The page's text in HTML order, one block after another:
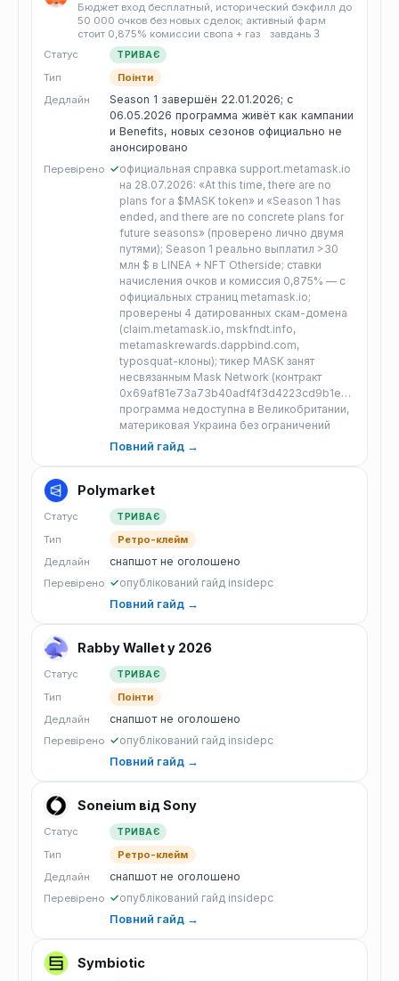
Бюджет вход бесплатный, исторический бэкфилл до
50 000 очков без новых сделок; активный фарм
стоит 0,875% комиссии свопа + газ · завдань 3
Статус
ТРИВАЄ
Тип
Поінти
Дедлайн
Season 1 завершён 22.01.2026; с
06.05.2026 программа живёт как кампании
и Benefits, новых сезонов официально не
анонсировано
Перевірено ✓официальная справка support.metamask.io
на 28.07.2026: «At this time, there are no
plans for a $MASK token» и «Season 1 has
ended, and there are no concrete plans for
future seasons» (проверено лично двумя
путями); Season 1 реально выплатил >30
млн $ в LINEA + NFT Otherside; ставки
начисления очков и комиссия 0,875% — с
официальных страниц metamask.io;
проверены 4 датированных скам-домена
(claim.metamask.io, mskfndt.info,
metamaskrewards.dappbind.com,
typosquat-клоны); тикер MASK занят
несвязанным Mask Network (контракт
программа недоступна в Великобритании,
материковая Украина без ограничений
Повний гайд →
Polymarket
Статус ТРИВАЄ
Тип
Ретро-клейм
Дедлайн
снапшот не оголошено
Перевірено ✓опублікований гайд insidepc
Повний гайд →
Rabby Wallet у 2026
Статус ТРИВАЄ
Тип
Поінти
Дедлайн
снапшот не оголошено
Перевірено ✓опублікований гайд insidepc
Повний гайд →
Soneium від Sony
Статус ТРИВАЄ
Тип
Ретро-клейм
Дедлайн
снапшот не оголошено
Перевірено ✓опублікований гайд insidepc
Повний гайд →
Symbiotic